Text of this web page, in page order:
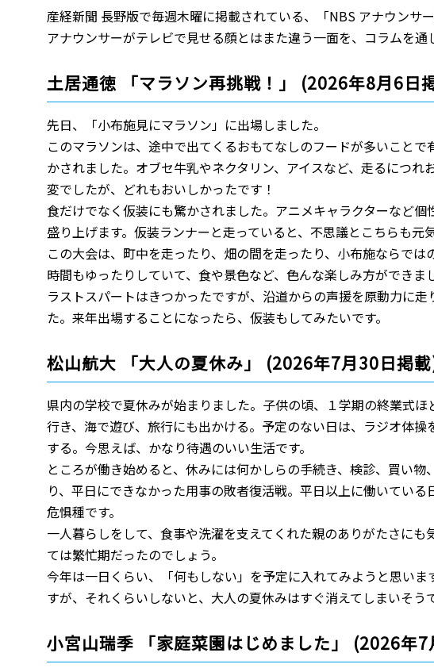
産経新聞 長野版で毎週木曜に掲載されている、「NBS アナウンサ
アナウンサーがテレビで見せる顔とはまた違う一面を、コラムを通
土居通徳 「マラソン再挑戦！」 (2026年8月6日
先日、「小布施見にマラソン」に出場しました。
このマラソンは、途中で出てくるおもてなしのフードが多いこと
かされました。オブセ牛乳やネクタリン、アイスなど、走るにつ
変でしたが、どれもおいしかったです！
食だけでなく仮装にも驚かされました。アニメキャラクターなど
盛り上げます。仮装ランナーと走っていると、不思議とこちらも元
この大会は、町中を走ったり、畑の間を走ったり、小布施ならで
時間もゆったりしていて、食や景色など、色んな楽しみ方ができま
ラストスパートはきつかったですが、沿道からの声援を原動力に
た。来年出場することになったら、仮装もしてみたいです。
松山航大 「大人の夏休み」 (2026年7月30日掲
県内の学校で夏休みが始まりました。子供の頃、１学期の終業式
行き、海で遊び、旅行にも出かける。予定のない日は、ラジオ体
する。今思えば、かなり待遇のいい生活です。
ところが働き始めると、休みには何かしらの手続き、検診、買い
り、平日にできなかった用事の敗者復活戦。平日以上に働いてい
危惧種です。
一人暮らしをして、食事や洗濯を支えてくれた親のありがたさに
ては繁忙期だったのでしょう。
今年は一日くらい、「何もしない」を予定に入れてみようと思い
すが、それくらいしないと、大人の夏休みはすぐ消えてしまいそうで
小宮山瑞季 「家庭菜園はじめました」 (2026年